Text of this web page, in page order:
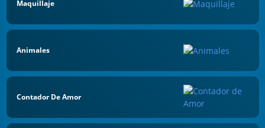
Maquillaje
Animales
Contador De Amor